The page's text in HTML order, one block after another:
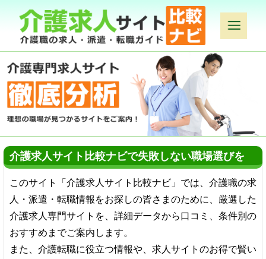
介護求人サイト比較ナビで失敗しない職場選びを
このサイト「介護求人サイト比較ナビ」では、介護職の求
人・派遣・転職情報をお探しの皆さまのために、厳選した
介護求人専門サイトを、詳細データから口コミ、条件別の
おすすめまでご案内します。
また、介護転職に役立つ情報や、求人サイトのお得で賢い